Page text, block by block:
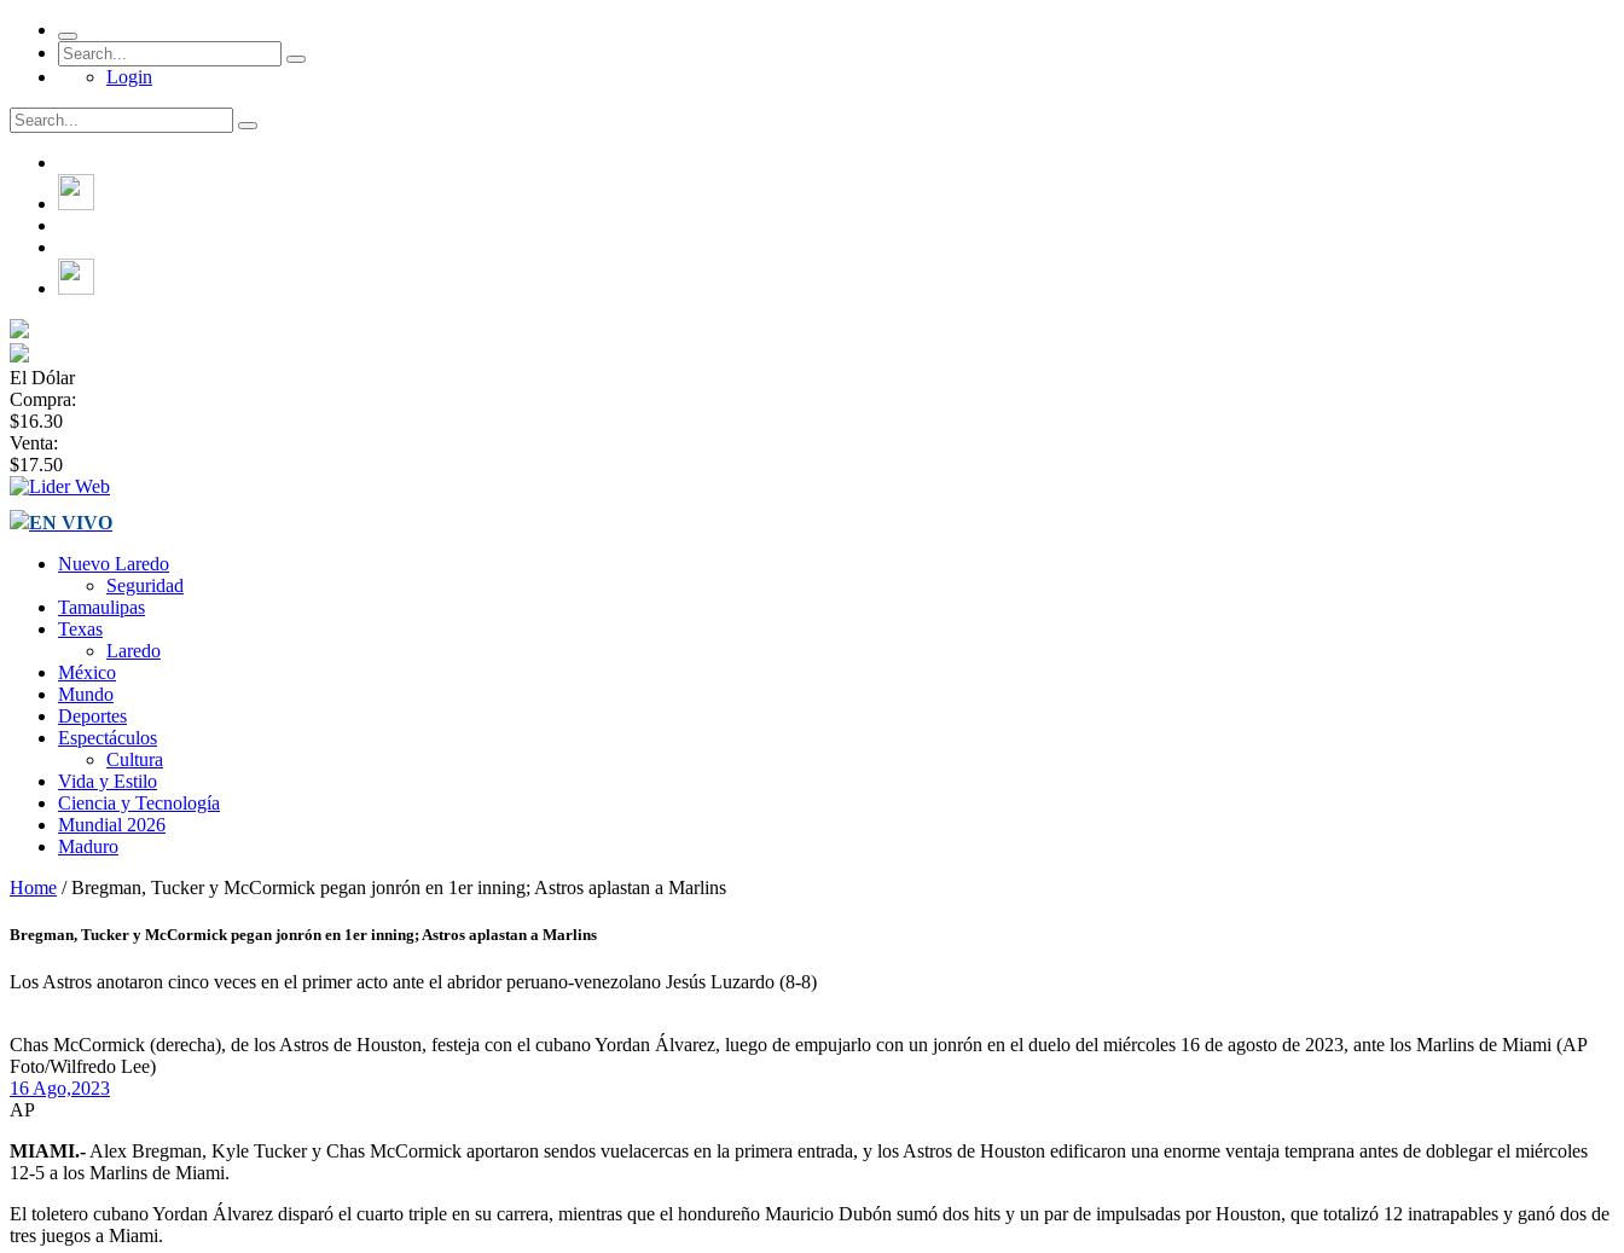
Login
El Dólar
Compra:
$16.30
Venta:
$17.50
EN VIVO
Nuevo Laredo
Seguridad
Tamaulipas
Texas
Laredo
México
Mundo
Deportes
Espectáculos
Cultura
Vida y Estilo
Ciencia y Tecnología
Mundial 2026
Maduro
Home / Bregman, Tucker y McCormick pegan jonrón en 1er inning; Astros aplastan a Marlins
Bregman, Tucker y McCormick pegan jonrón en 1er inning; Astros aplastan a Marlins
Los Astros anotaron cinco veces en el primer acto ante el abridor peruano-venezolano Jesús Luzardo (8-8)
Chas McCormick (derecha), de los Astros de Houston, festeja con el cubano Yordan Álvarez, luego de empujarlo con un jonrón en el duelo del miércoles 16 de agosto de 2023, ante los Marlins de Miami (AP
Foto/Wilfredo Lee)
16 Ago,2023
AP
MIAMI.- Alex Bregman, Kyle Tucker y Chas McCormick aportaron sendos vuelacercas en la primera entrada, y los Astros de Houston edificaron una enorme ventaja temprana antes de doblegar el miércoles
12-5 a los Marlins de Miami.
El toletero cubano Yordan Álvarez disparó el cuarto triple en su carrera, mientras que el hondureño Mauricio Dubón sumó dos hits y un par de impulsadas por Houston, que totalizó 12 inatrapables y ganó dos de
tres juegos a Miami.